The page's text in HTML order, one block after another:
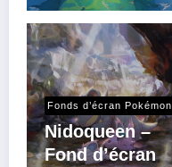
Fonds d’écran Pokémon
Nidoqueen –
Fond d’écran